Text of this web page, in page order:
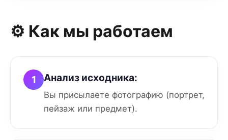
⚙️ Как мы работаем
1 Анализ исходника:
Вы присылаете фотографию (портрет,
пейзаж или предмет).